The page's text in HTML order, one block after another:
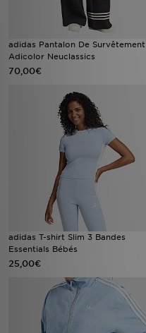
adidas Pantalon De Survêtement
Adicolor Neuclassics
70,00€
adidas T-shirt Slim 3 Bandes
Essentials Bébés
25,00€